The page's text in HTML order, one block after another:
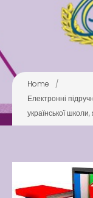
Home
/
Електронні
української